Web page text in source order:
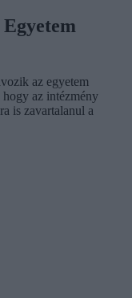
az egyetem
az intézmény
is zavartalanul a